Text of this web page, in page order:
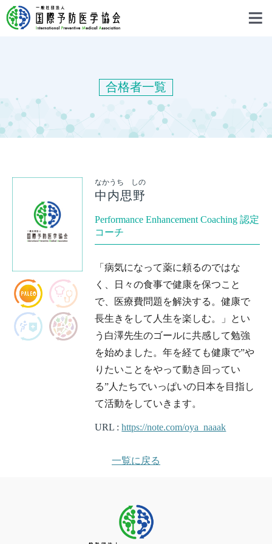
合格者一覧
なかうち しの
中内思野
Performance Enhancement Coaching 認定
コーチ
「病気になって薬に頼るのではな
く、日々の食事で健康を保つこと
で、医療費問題を解決する。健康で
長生きをして人生を楽しむ。」とい
う白澤先生のゴールに共感して勉強
を始めました。年を経ても健康で”や
りたいことをやって動き回ってい
る”人たちでいっぱいの日本を目指し
て活動をしていきます。
URL :https://note.com/oya_naaak
一覧に戻る